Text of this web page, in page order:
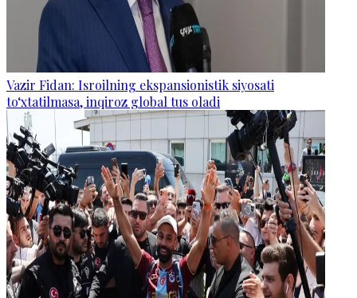
Vazir Fidan: Isroilning ekspansionistik siyosati
to‘xtatilmasa, inqiroz global tus oladi